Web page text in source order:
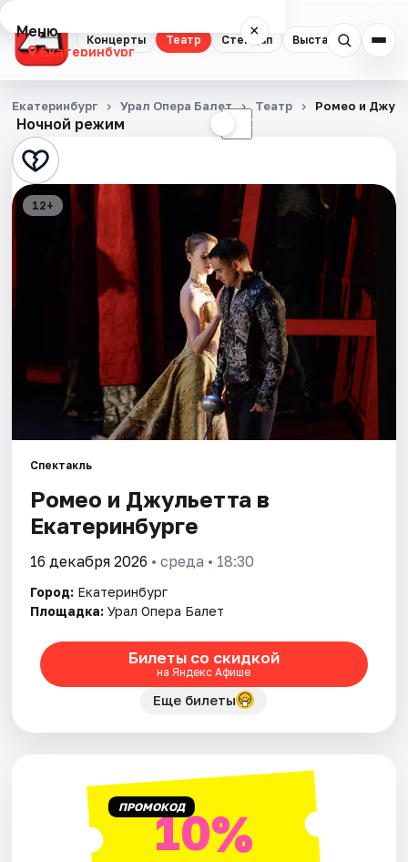
Концерты Театр Стендап Выставки
Меню ×
Екатеринбург
Концерты
Театр
Стендап
Выставки
События
Площадки
Артисты
Ночной режим ☾
Екатеринбург Урал Опера Балет Театр Ромео и
12+
Спектакль
Ромео и Джульетта в
Екатеринбурге
16 декабря 2026 • среда • 18:30
Город: Екатеринбург
Площадка: Урал Опера Балет
Билеты со скидкой
на Яндекс Афише
Еще билеты
ПРОМОКОД10%